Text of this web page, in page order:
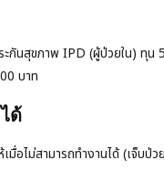
ะกันสุขภาพ IPD (ผู้ป่วยใน) ทุ
บาท
ด้
เมื่อไม่สามารถทำงานได้ (เจ็